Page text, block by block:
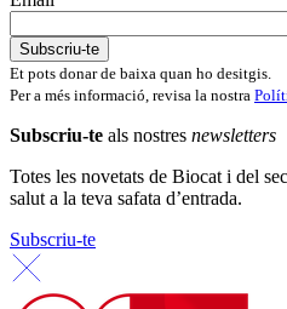
Et pots donar de baixa quan ho desitgis.
Per a més informació, revisa la nostra
Subscriu-te als nostres newsletters
Totes les novetats de Biocat i del
salut a la teva safata d’entrada.
Subscriu-te